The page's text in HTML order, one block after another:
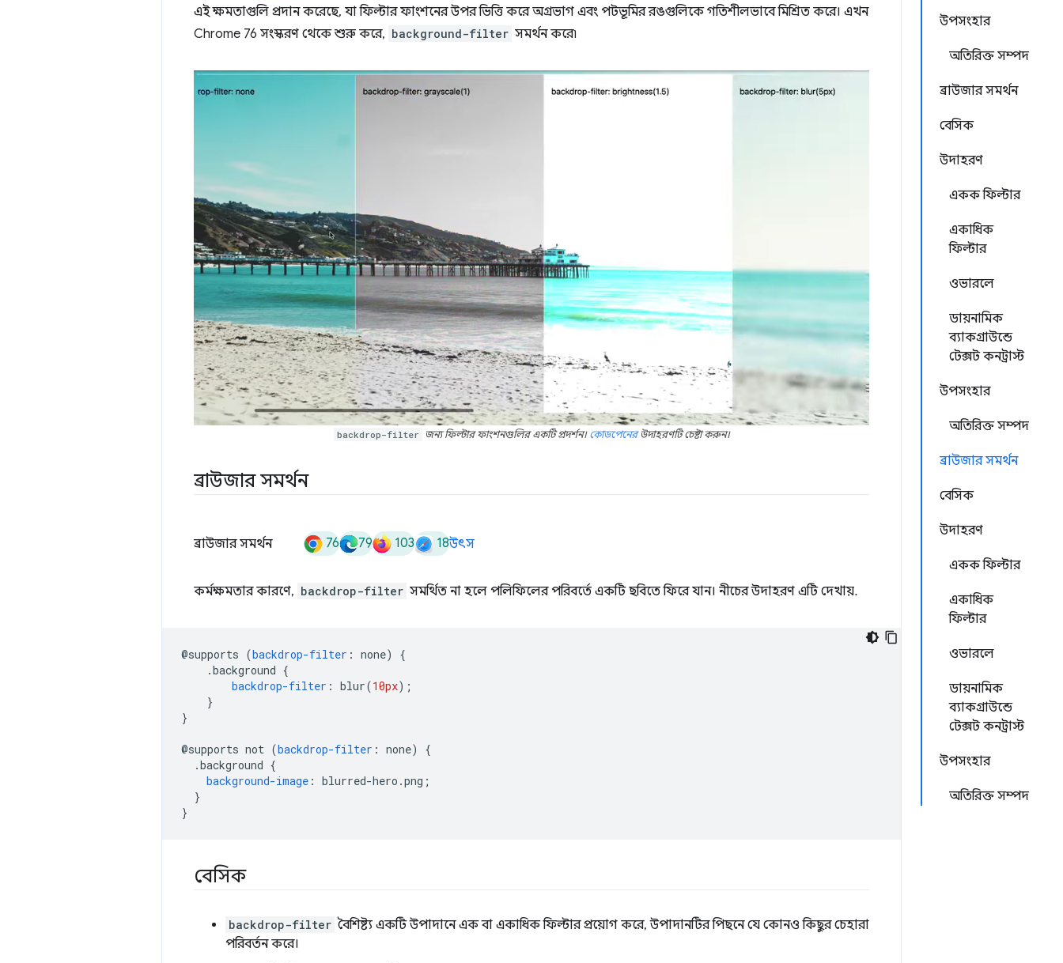
উপসংহার
অতিরিক্ত সম্পদ
ব্রাউজার সমর্থন
বেসিক
উদাহরণ
একক ফিল্টার
একাধিক
ফিল্টার
ওভারলে
ডায়নামিক
ব্যাকগ্রাউন্ডে
টেক্সট কনট্রাস্ট
উপসংহার
অতিরিক্ত সম্পদ
ব্রাউজার সমর্থন
বেসিক
উদাহরণ
একক ফিল্টার
একাধিক
ফিল্টার
ওভারলে
ডায়নামিক
ব্যাকগ্রাউন্ডে
টেক্সট কনট্রাস্ট
উপসংহার
অতিরিক্ত সম্পদ
এই ক্ষমতাগুলি প্রদান করেছে, যা ফিল্টার ফাংশনের উপর ভিত্তি করে অগ্রভাগ এবং পটভূমির রঙগুলিকে গতিশীলভাবে মিশ্রিত করে। এখন
Chrome 76 সংস্করণ থেকে শুরু করে, background-filter সমর্থন করে৷
backdrop-filter জন্য ফিল্টার ফাংশনগুলির একটি প্রদর্শন।কোডপেনেরউদাহরণটি চেষ্টা করুন।
ব্রাউজার সমর্থন
ব্রাউজার সমর্থন 76 79 103 18উৎস
কর্মক্ষমতার কারণে, backdrop-filter সমর্থিত না হলে পলিফিলের পরিবর্তে একটি ছবিতে ফিরে যান। নীচের উদাহরণ এটি দেখায়.
@supports (backdrop-filter : none)
{
.background {
backdrop-filter : blur(10px);
}
}
@supports not (backdrop-filter : none)
{
.background {
background-image : blurred-hero .png ;
}
}
বেসিক
backdrop-filter বৈশিষ্ট্য একটি উপাদানে এক বা একাধিক ফিল্টার প্রয়োগ করে, উপাদানটির পিছনে যে কোনও কিছুর চেহারা
পরিবর্তন করে।